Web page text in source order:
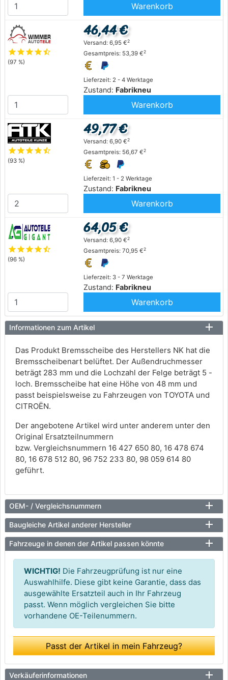
Warenkorb
starstarstarstarstar_half
(97 %)
Lieferzeit: 2 - 4 Werktage
Zustand: Fabrikneu
46,44 €
Versand: 6,95 €2
Gesamtpreis: 53,39 €2
Warenkorb
starstarstarstarstar_half
(93 %)
Lieferzeit: 1 - 2 Werktage
Zustand: Fabrikneu
49,77 €
Versand: 6,90 €2
Gesamtpreis: 56,67 €2
Warenkorb
starstarstarstarstar_half
(96 %)
Lieferzeit: 3 - 7 Werktage
Zustand: Fabrikneu
64,05 €
Versand: 6,90 €2
Gesamtpreis: 70,95 €2
Warenkorb
Informationen zum Artikel
Das Produkt Bremsscheibe des Herstellers NK hat die
Bremsscheibenart belüftet. Der Außendruchmesser
beträgt 283 mm und die Lochzahl der Felge beträgt 5 -
loch. Bremsscheibe hat eine Höhe von 48 mm und
passt beispielsweise zu Fahrzeugen von TOYOTA und
CITROËN.
Der angebotene Artikel wird unter anderem unter den
Original Ersatzteilnummern
bzw. Vergleichsnummern 16 427 650 80, 16 478 674
80, 16 678 512 80, 96 752 233 80, 98 059 614 80
geführt.
OEM- / Vergleichsnummern
Baugleiche Artikel anderer Hersteller
Fahrzeuge in denen der Artikel passen könnte
WICHTIG! Die Fahrzeugprüfung ist nur eine
Auswahlhilfe. Diese gibt keine Garantie, dass das
ausgewählte Ersatzteil auch in Ihr Fahrzeug
passt. Wenn möglich vergleichen Sie bitte
vorhandene OE-Teilenummern.
Passt der Artikel in mein Fahrzeug?
Verkäuferinformationen